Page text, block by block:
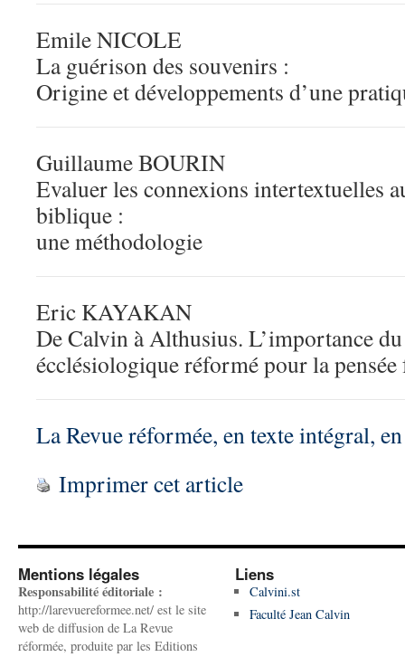
Emile NICOLE
La guérison des souvenirs :
Origine et développements d’une
Guillaume BOURIN
Evaluer les connexions intertextuelles
biblique :
une méthodologie
Eric KAYAKAN
De Calvin à Althusius. L’importance
écclésiologique réformé pour la pensée
La Revue réformée, en texte intégral,
Imprimer cet article
Mentions légales
Responsabilité éditoriale :
http://larevuereformee.net/ est le site
web de diffusion de La Revue
réformée, produite par les Editions
Liens
Calvini.st
Faculté Jean Calvin